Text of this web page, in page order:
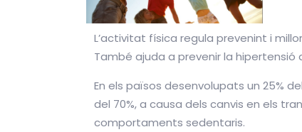
L’activitat física regula prevenint i
També ajuda a prevenir la
En els països desenvolupats un 25%
del 70%, a causa dels canvis en els
comportaments sedentaris.